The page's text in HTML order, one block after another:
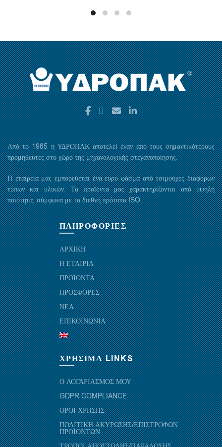
Από το 1985 η ΥΔΡΟΠΑΚ αποτελεί έναν από τους σημαντικότερους
προμηθευτές στο χώρο της μηχανολογικής στεγανοποίησης.
Η εταιρεία μας εμπορεύεται ένα ευρύ φάσμα από τσιμούχες διαφόρων
τύπων και υλικών. Τα προϊόντα μας χαρακτηρίζονται από υψηλή
ποιότητα, σύμφωνα με τα διεθνή πρότυπα ISO.
ΠΛΗΡΟΦΟΡΙΕΣ
ΑΡΧΙΚΗ
Η ΕΤΑΙΡΙΑ
ΠΡΟΪΟΝΤΑ
ΠΡΟΣΦΟΡΕΣ
ΝΕΑ
ΕΠΙΚΟΙΝΩΝΙΑ
ΧΡΗΣΙΜΑ LINKS
Ο ΛΟΓΑΡΙΑΣΜΟΣ ΜΟΥ
GDPR COMPLIANCE
ΟΡΟΙ ΧΡΗΣΗΣ
ΠΟΛΙΤΙΚΗ ΑΚΥΡΩΣΗΣ/ΕΠΙΣΤΡΟΦΩΝ
ΠΡΟΪΟΝΤΩΝ